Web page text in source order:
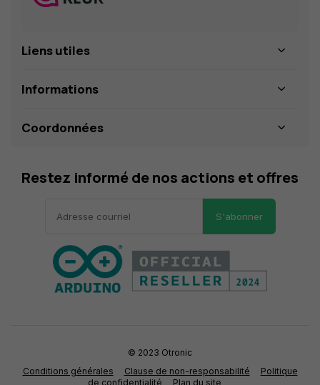
Liens utiles
Informations
Coordonnées
Restez informé de nos actions et offres
S'abonner
Conditions générales Clause de non-responsabilité
Politique
de confidentialité
Plan du site
© 2023 Otronic